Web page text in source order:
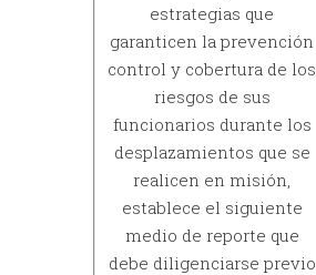
estrategias que
garanticen la prevención
control y cobertura de los
riesgos de sus
funcionarios durante los
desplazamientos que se
realicen en misión,
establece el siguiente
medio de reporte que
debe diligenciarse previo